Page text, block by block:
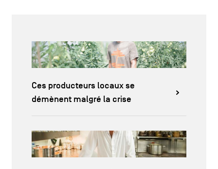
Ces producteurs locaux se
démènent malgré la crise